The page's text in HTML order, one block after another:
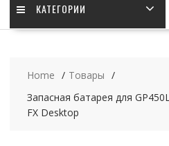
КАТЕГОРИИ
Home
Товары
Запасная батарея для
FX Desktop